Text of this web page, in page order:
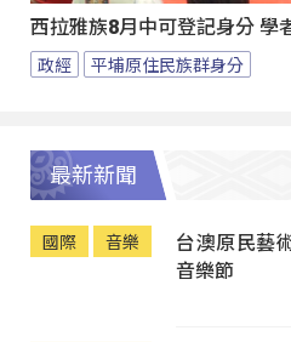
西拉雅族8月中可登記身分 學
政經 平埔原住民族群身分
最新新聞
國際 音樂
台澳原民藝
音樂節